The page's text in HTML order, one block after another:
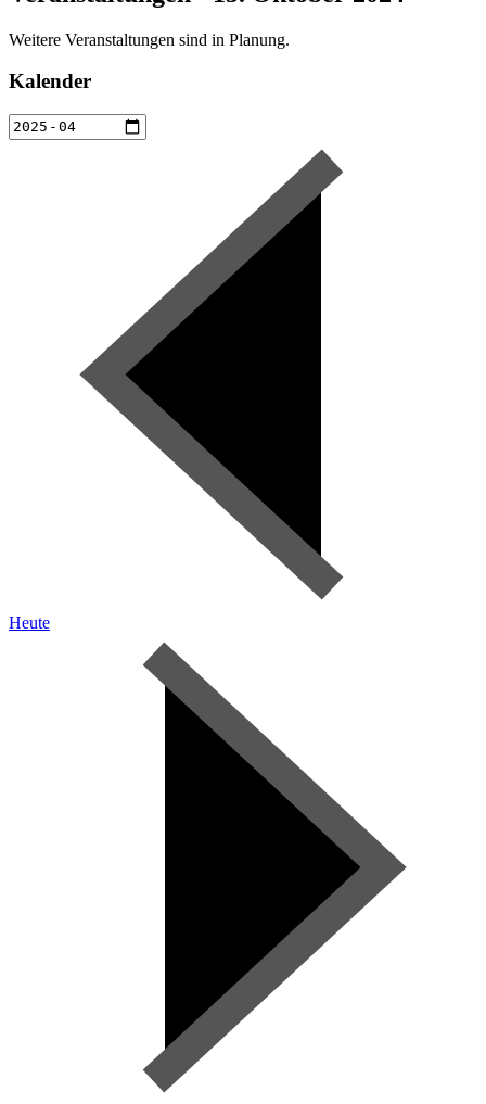
Weitere Veranstaltungen sind in Planung.
Kalender
Heute